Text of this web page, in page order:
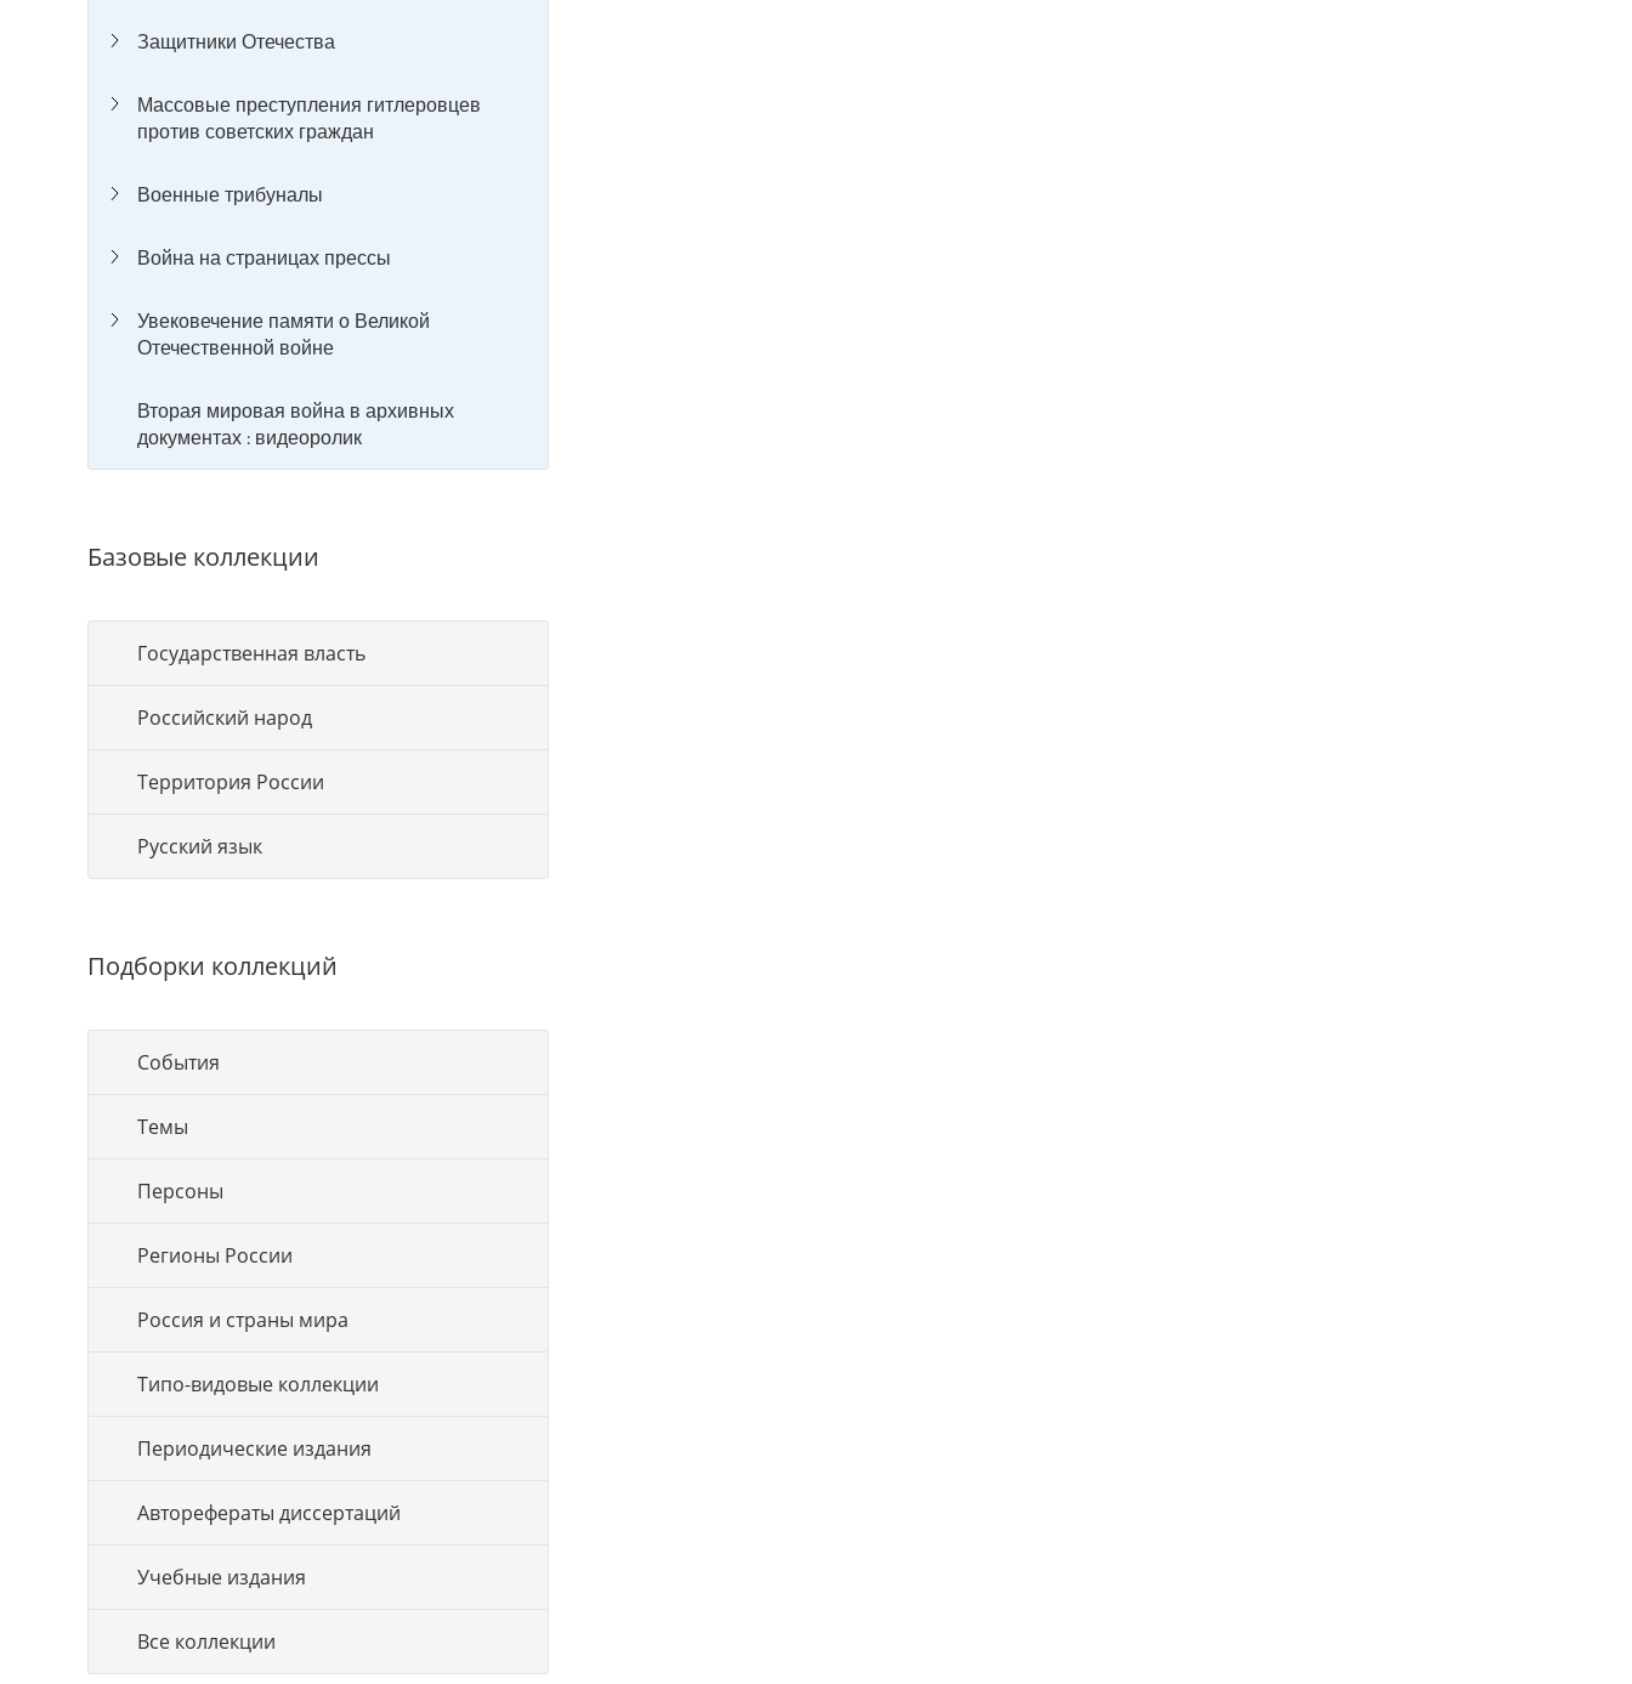
Защитники Отечества
Массовые преступления гитлеровцев
против советских граждан
Военные трибуналы
Война на страницах прессы
Увековечение памяти о Великой
Отечественной войне
Вторая мировая война в архивных
документах : видеоролик
Базовые коллекции
Государственная власть
Российский народ
Территория России
Русский язык
Подборки коллекций
События
Темы
Персоны
Регионы России
Россия и страны мира
Типо-видовые коллекции
Периодические издания
Авторефераты диссертаций
Учебные издания
Все коллекции